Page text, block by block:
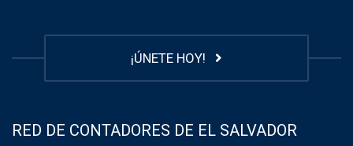
¡ÚNETE HOY!
RED DE CONTADORES DE EL SALVADOR